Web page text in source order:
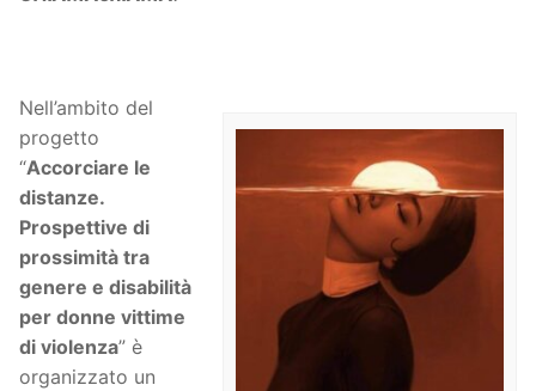
Nell’ambito del
progetto
“Accorciare le
distanze.
Prospettive di
prossimità tra
genere e disabilità
per donne vittime
di violenza” è
organizzato un